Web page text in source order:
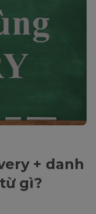
+ danh
gì?